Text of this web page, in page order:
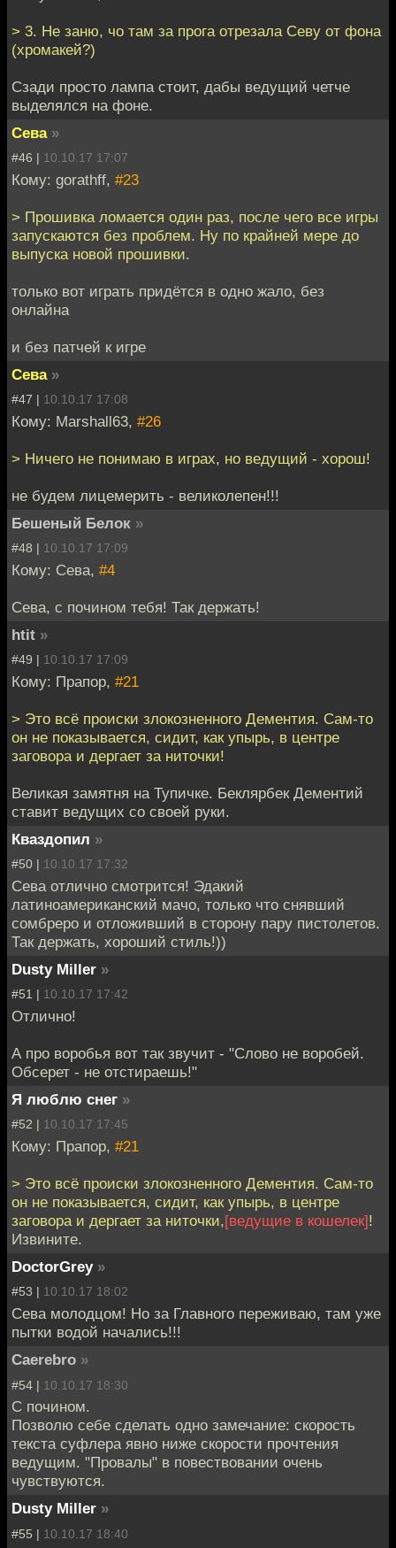
> 3. Не заню, чо там за прога отрезала Севу от фона
(хромакей?)
Сзади просто лампа стоит, дабы ведущий четче
выделялся на фоне.
Сева »
#46 | 10.10.17 17:07
Кому: gorathff, #23
> Прошивка ломается один раз, после чего все игры
запускаются без проблем. Ну по крайней мере до
выпуска новой прошивки.
только вот играть придётся в одно жало, без
онлайна
и без патчей к игре
Сева »
#47 | 10.10.17 17:08
Кому: Marshall63, #26
> Ничего не понимаю в играх, но ведущий - хорош!
не будем лицемерить - великолепен!!!
Бешеный Белок »
#48 | 10.10.17 17:09
Кому: Сева, #4
Сева, с почином тебя! Так держать!
htit »
#49 | 10.10.17 17:09
Кому: Прапор, #21
> Это всё происки злокозненного Дементия. Сам-то
он не показывается, сидит, как упырь, в центре
заговора и дергает за ниточки!
Великая замятня на Тупичке. Беклярбек Дементий
ставит ведущих со своей руки.
Кваздопил »
#50 | 10.10.17 17:32
Сева отлично смотрится! Эдакий
латиноамериканский мачо, только что снявший
сомбреро и отложивший в сторону пару пистолетов.
Так держать, хороший стиль!))
Dusty Miller »
#51 | 10.10.17 17:42
Отлично!
А про воробья вот так звучит - "Слово не воробей.
Обсерет - не отстираешь!"
Я люблю снег »
#52 | 10.10.17 17:45
Кому: Прапор, #21
> Это всё происки злокозненного Дементия. Сам-то
он не показывается, сидит, как упырь, в центре
заговора и дергает за ниточки,[ведущие в кошелек]!
Извините.
DoctorGrey »
#53 | 10.10.17 18:02
Сева молодцом! Но за Главного переживаю, там уже
пытки водой начались!!!
Caerebro »
#54 | 10.10.17 18:30
С почином.
Позволю себе сделать одно замечание: скорость
текста суфлера явно ниже скорости прочтения
ведущим. "Провалы" в повествовании очень
чувствуются.
Dusty Miller »
#55 | 10.10.17 18:40